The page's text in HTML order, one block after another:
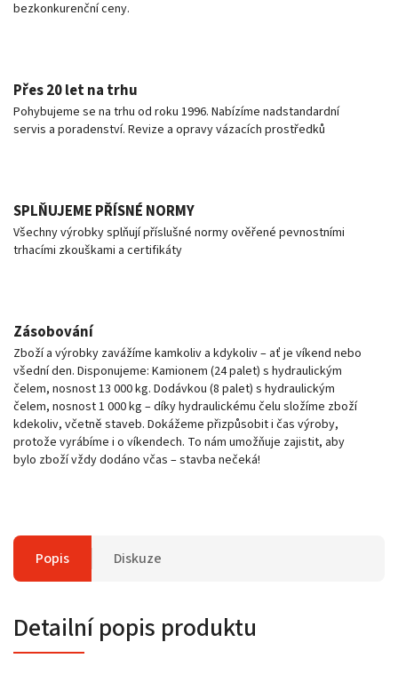
bezkonkurenční ceny.
Přes 20 let na trhu
Pohybujeme se na trhu od roku 1996. Nabízíme nadstandardní
servis a poradenství. Revize a opravy vázacích prostředků
SPLŇUJEME PŘÍSNÉ NORMY
Všechny výrobky splňují příslušné normy ověřené pevnostními
trhacími zkouškami a certifikáty
Zásobování
Zboží a výrobky zavážíme kamkoliv a kdykoliv – ať je víkend nebo
všední den. Disponujeme: Kamionem (24 palet) s hydraulickým
čelem, nosnost 13 000 kg. Dodávkou (8 palet) s hydraulickým
čelem, nosnost 1 000 kg – díky hydraulickému čelu složíme zboží
kdekoliv, včetně staveb. Dokážeme přizpůsobit i čas výroby,
protože vyrábíme i o víkendech. To nám umožňuje zajistit, aby
bylo zboží vždy dodáno včas – stavba nečeká!
Popis Diskuze
Detailní popis produktu